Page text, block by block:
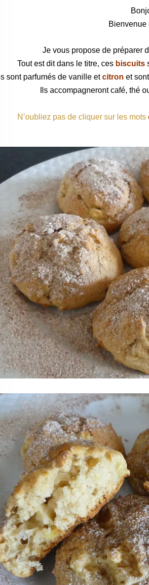
Bienvenue
Je vous propose de préparer
Tout est dit dans le titre, ces biscuits
Ils sont parfumés de vanille etcitron et
Ils accompagneront café, thé
N’oubliez pas de cliquer sur les mots